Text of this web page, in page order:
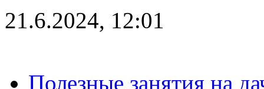
21.6.2024, 12:01
Полезные занятия на